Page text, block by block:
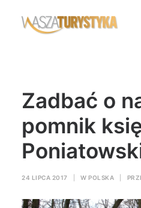
Biura podróży
Noclegi
Polska
Świat
Zadbać o
pomnik
24 LIPCA 2017 W POLSKA